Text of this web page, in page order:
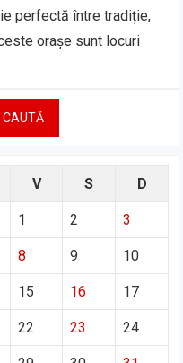
perfectă între tradiție,
orașe sunt locuri
V S D
1 2 3
8 9 10
15 16 17
22 23 24